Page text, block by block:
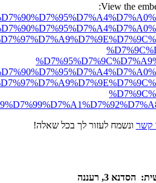
View the
קשר ונשמח לעזור לך בכל שאלה!
3, רעננה